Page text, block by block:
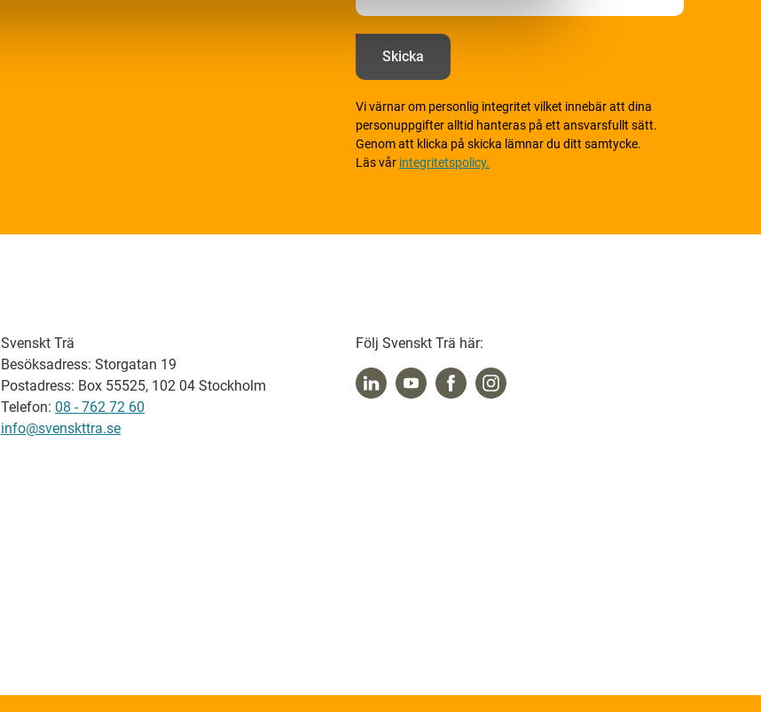
Vi värnar om personlig integritet vilket innebär att dina
personuppgifter alltid hanteras på ett ansvarsfullt sätt.
Genom att klicka på skicka lämnar du ditt samtycke.
Läs vår integritetspolicy.
Svenskt Trä
Besöksadress: Storgatan 19
Postadress: Box 55525, 102 04 Stockholm
Telefon: 08 - 762 72 60
info@svenskttra.se
Följ Svenskt Trä här: